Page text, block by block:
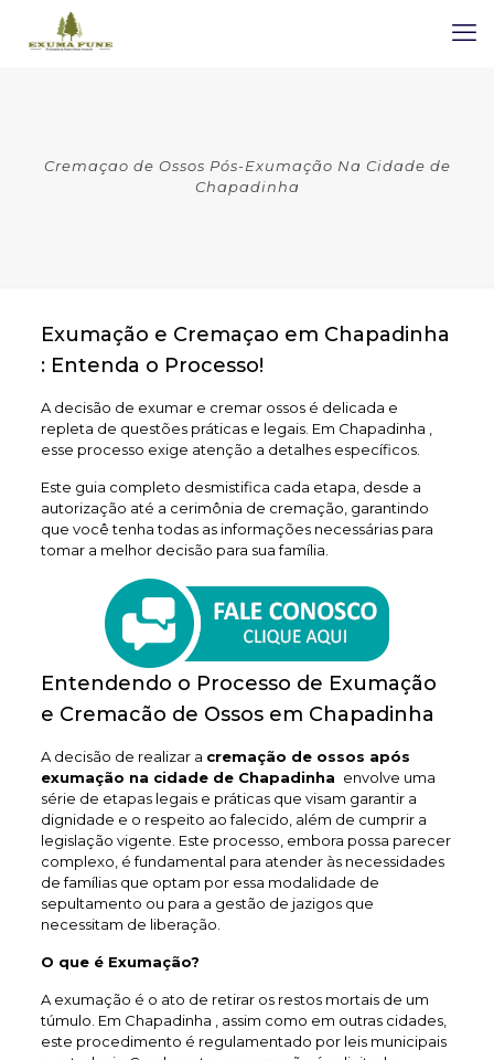
Cremaçao de Ossos Pós-Exumação Na Cidade de
Chapadinha
Exumação e Cremaçao em Chapadinha
: Entenda o Processo!
A decisão de exumar e cremar ossos é delicada e
repleta de questões práticas e legais. Em Chapadinha ,
esse processo exige atenção a detalhes específicos.
Este guia completo desmistifica cada etapa, desde a
autorização até a cerimônia de cremação, garantindo
que você tenha todas as informações necessárias para
tomar a melhor decisão para sua família.
Entendendo o Processo de Exumação
e Cremacão de Ossos em Chapadinha
A decisão de realizar a cremação de ossos após
exumação na cidade de Chapadinha envolve uma
série de etapas legais e práticas que visam garantir a
dignidade e o respeito ao falecido, além de cumprir a
legislação vigente. Este processo, embora possa parecer
complexo, é fundamental para atender às necessidades
de famílias que optam por essa modalidade de
sepultamento ou para a gestão de jazigos que
necessitam de liberação.
O que é Exumação?
A exumação é o ato de retirar os restos mortais de um
túmulo. Em Chapadinha , assim como em outras cidades,
este procedimento é regulamentado por leis municipais